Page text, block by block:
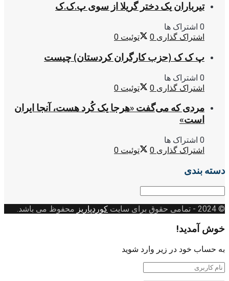
تیرباران یک دختر گریلا از سوی پ.ک.ک
0 اشتراک ها
اشتراک گذاری 0 توئیت 0
پ ک ک (حزب کارگران کردستان) چیست
0 اشتراک ها
اشتراک گذاری 0 توئیت 0
مردی که می‌گفت «هرجا یک کُرد هست، آنجا ایران
است»
0 اشتراک ها
اشتراک گذاری 0 توئیت 0
دسته بندی
© 2024
- تمامی حقوق برای سایت کوردپاریز محفوظ می باشد.
خوش آمدید!
به حساب خود در زیر وارد شوید